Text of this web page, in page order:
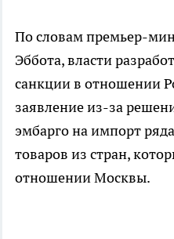
По словам премьер-
Эббота, власти
санкции в отношении
заявление из-за
эмбарго на импорт
товаров из стран,
отношении Москвы.